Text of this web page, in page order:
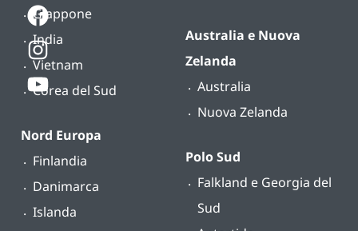
Giappone
India
Vietnam
Corea del Sud
Nord Europa
Finlandia
Danimarca
Islanda
Australia e Nuova
Zelanda
Australia
Nuova Zelanda
Polo Sud
Falkland e Georgia del
Sud